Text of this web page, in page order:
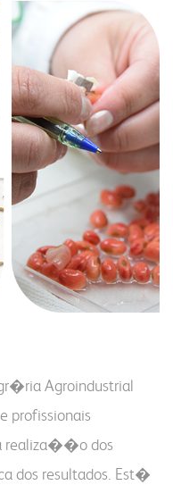
Agroindustrial
profissionais
realiza��o dos
dos resultados. Est�